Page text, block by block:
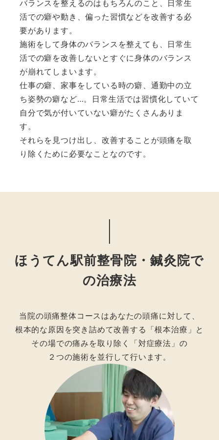
バランスを整えるのはもちろんのこと、日常生
活での癖や動き、偏った習慣などを改善する必
要があります。
施術をして身体のバランスを整えても、日常生
活での癖を改善しないとすぐに身体のバランス
が崩れてしまいます。
仕事の癖、家事をしている時の癖、通勤中の立
ち姿勢の癖など…。日常生活では習慣化していて
自分で気が付いていない癖がたくさんありま
す。
それらを見つけ出し、改善することが頭痛を取
り除くために必要なことなのです。
ほうてん駅前整骨院・鍼灸院で
の治療法
当院の頭痛整体コースはあなたの頭痛に対して、
根本的な原因を突き詰めて改善する「根本治療」と
その場での痛みを取り除く「対症療法」の
２つの施術を並行して行います。